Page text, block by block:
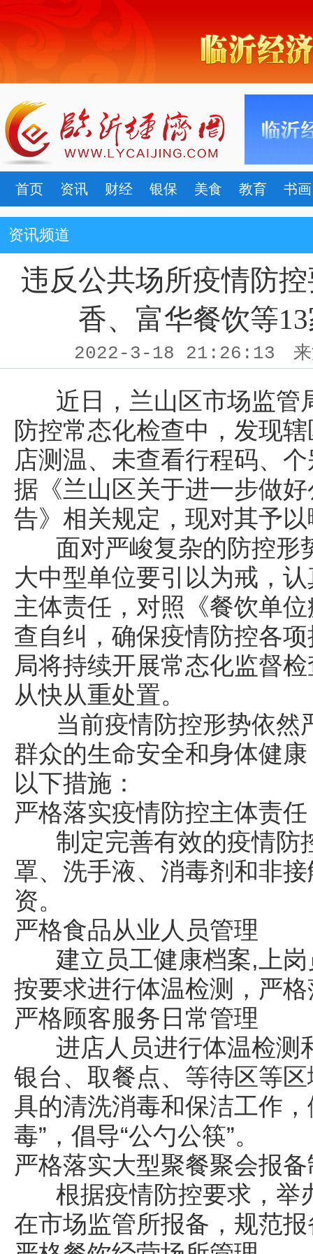
首页 资讯 财经 银保 美食 教育 书画
资讯频道
违反公共场所疫情防
香、富华餐饮等
2022-3-18 21:26:13
近日，兰山区市场监管
防控常态化检查中，发现
店测温、未查看行程码、
据《兰山区关于进一步做
告》相关规定，现对其予
面对严峻复杂的防控形
大中型单位要引以为戒，
主体责任，对照《餐饮单
查自纠，确保疫情防控各
局将持续开展常态化监督
从快从重处置。
当前疫情防控形势依然
群众的生命安全和身体健
以下措施：
严格落实疫情防控主体责任
制定完善有效的疫情防
罩、洗手液、消毒剂和非
资。
严格食品从业人员管理
建立员工健康档案,上岗
按要求进行体温检测，严
严格顾客服务日常管理
进店人员进行体温检测
银台、取餐点、等待区等
具的清洗消毒和保洁工作
毒”，倡导“公勺公筷”。
严格落实大型聚餐聚会报
根据疫情防控要求，举
在市场监管所报备，规范